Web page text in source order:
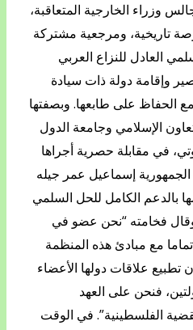
وزراء الخارجية المتعاقبة،
تاريخية، ومرجعية مشتركة
العادل للنزاع العربي
وإقامة دولة ذات سيادة
الحفاظ على طابعها. وبصفتها
الإسلامي وجامعة الدول
في مقابلة حصرية أجراها
إسماعيل عمر جيله
2020، التزامها بالدعم الكامل للحل السلمي
وقال فخامته “نحن عضو في
مع مبادئ هذه المنظمة
تطبيع علاقات دولها الأعضاء
فنحن على العهد
الفلسطينية”. في الوقت